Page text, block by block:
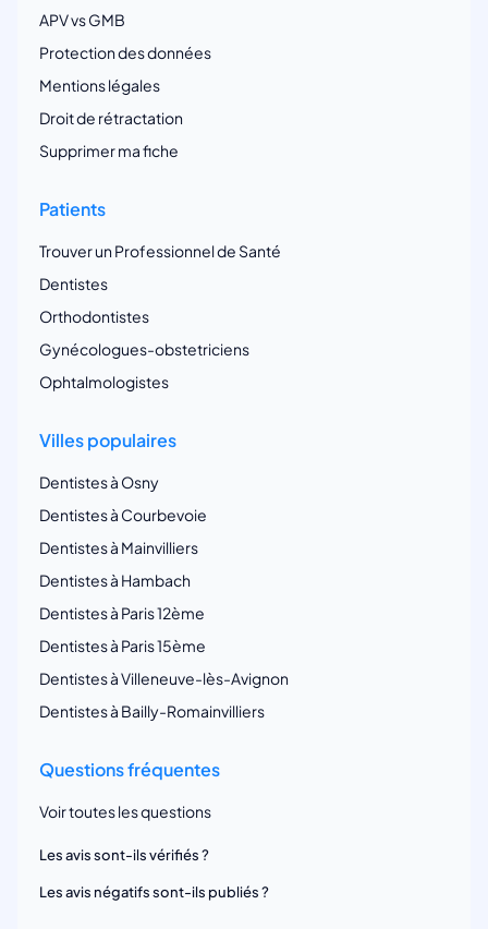
APV vs GMB
Protection des données
Mentions légales
Droit de rétractation
Supprimer ma fiche
Patients
Trouver un Professionnel de Santé
Dentistes
Orthodontistes
Gynécologues-obstetriciens
Ophtalmologistes
Villes populaires
Dentistes à Osny
Dentistes à Courbevoie
Dentistes à Mainvilliers
Dentistes à Hambach
Dentistes à Paris 12ème
Dentistes à Paris 15ème
Dentistes à Villeneuve-lès-Avignon
Dentistes à Bailly-Romainvilliers
Questions fréquentes
Voir toutes les questions
Les avis sont-ils vérifiés ?
Les avis négatifs sont-ils publiés ?